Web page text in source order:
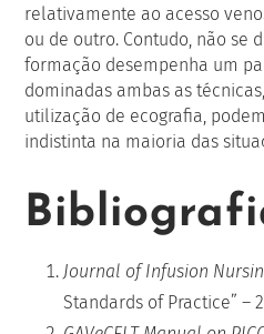
relativamente ao acesso
ou de outro. Contudo, não se
formação desempenha um
dominadas ambas as
utilização de ecografia,
indistinta na maioria das
Journal of Infusion
Standards of Practice” –